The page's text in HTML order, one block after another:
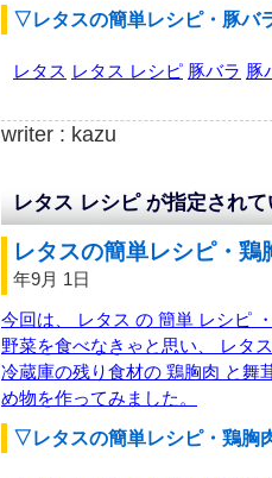
▽レタスの簡単レシピ・豚バ
レタス レタス レシピ 豚バラ 豚
writer : kazu
レタス レシピ が指定され
レタスの簡単レシピ・
年9月 1日
今回は、 レタス の 簡単 レシピ
野菜を食べなきゃと思い、 レタ
冷蔵庫の残り食材の 鶏胸肉 と舞
め物を作ってみました。
▽レタスの簡単レシピ・鶏胸